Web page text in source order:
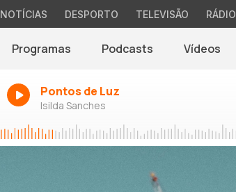
NOTÍCIAS DESPORTO TELEVISÃO RÁDIO
Programas Podcasts Vídeos
Pontos de Luz
Isilda Sanches